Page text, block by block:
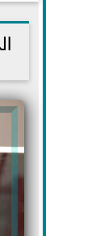
11-15 16:36:46